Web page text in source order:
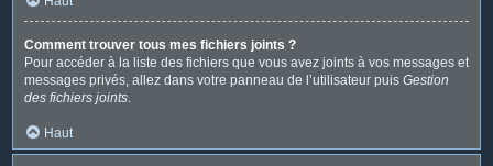
Comment trouver tous mes fichiers joints ?
Pour accéder à la liste des fichiers que vous avez joints à vos messages et
messages privés, allez dans votre panneau de l’utilisateur puis Gestion
des fichiers joints.
Haut